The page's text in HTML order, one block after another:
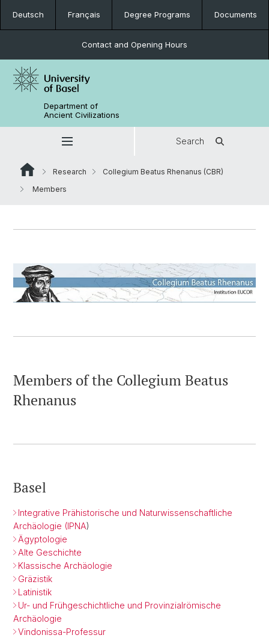
Deutsch Français Degree Programs Documents
Contact and Opening Hours
Department of
Ancient Civilizations
Search
Research
Collegium Beatus Rhenanus (CBR)
Members
Members of the Collegium Beatus
Rhenanus
Basel
Integrative Prähistorische und Naturwissenschaftliche
Archäologie (IPNA)
Ägyptologie
Alte Geschichte
Klassische Archäologie
Gräzistik
Latinistik
Ur- und Frühgeschichtliche und Provinzialrömische
Archäologie
Vindonissa-Professur